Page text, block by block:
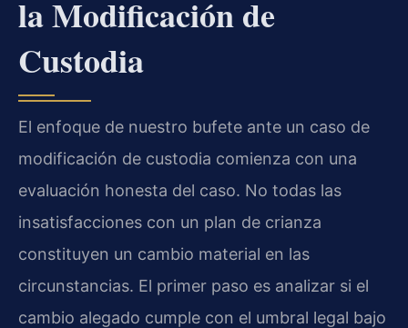
la Modificación de
Custodia
El enfoque de nuestro bufete ante un caso de
modificación de custodia comienza con una
evaluación honesta del caso. No todas las
insatisfacciones con un plan de crianza
constituyen un cambio material en las
circunstancias. El primer paso es analizar si el
cambio alegado cumple con el umbral legal bajo